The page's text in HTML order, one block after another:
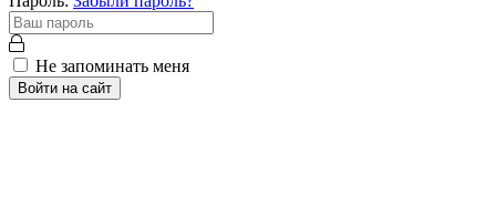
Не запоминать меня
Войти на сайт